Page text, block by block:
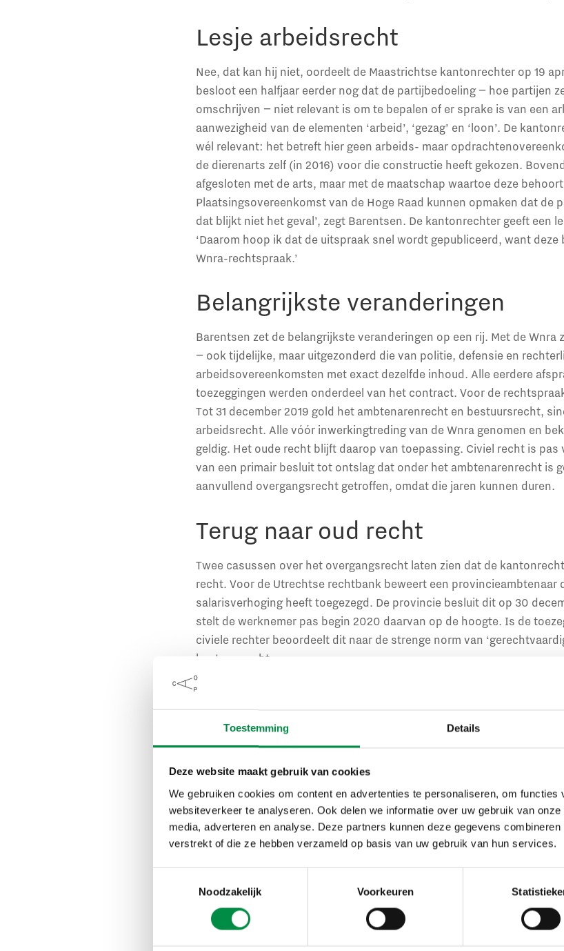
Toestemming Details
Deze website maakt gebruik van cookies
We gebruiken cookies om content en advertenties te personaliseren, om functies
websiteverkeer te analyseren. Ook delen we informatie over uw gebruik van
media, adverteren en analyse. Deze partners kunnen deze gegevens
verstrekt of die ze hebben verzameld op basis van uw gebruik van hun services.
Noodzakelijk
Voorkeuren
Lesje arbeidsrecht
Nee, dat kan hij niet, oordeelt de Maastrichtse kantonrechter op 19
besloot een halfjaar eerder nog dat de partijbedoeling − hoe partijen
omschrijven − niet relevant is om te bepalen of er sprake is van een
aanwezigheid van de elementen ‘arbeid’, ‘gezag’ en ‘loon’. De
wél relevant: het betreft hier geen arbeids- maar
de dierenarts zelf (in 2016) voor die constructie heeft gekozen.
afgesloten met de arts, maar met de maatschap waartoe deze
Plaatsingsovereenkomst van de Hoge Raad kunnen opmaken dat de
dat blijkt niet het geval’, zegt Barentsen. De kantonrechter geeft een
‘Daarom hoop ik dat de uitspraak snel wordt gepubliceerd, want deze
Wnra-rechtspraak.’
Belangrijkste veranderingen
Barentsen zet de belangrijkste veranderingen op een rij. Met de Wnra
− ook tijdelijke, maar uitgezonderd die van politie, defensie en
arbeidsovereenkomsten met exact dezelfde inhoud. Alle eerdere
toezeggingen werden onderdeel van het contract. Voor de
Tot 31 december 2019 gold het ambtenarenrecht en bestuursrecht,
arbeidsrecht. Alle vóór inwerkingtreding van de Wnra genomen en
geldig. Het oude recht blijft daarop van toepassing. Civiel recht is
van een primair besluit tot ontslag dat onder het ambtenarenrecht is
aanvullend overgangsrecht getroffen, omdat die jaren kunnen duren.
Terug naar oud recht
Twee casussen over het overgangsrecht laten zien dat de
recht. Voor de Utrechtse rechtbank beweert een provincieambtenaar
salarisverhoging heeft toegezegd. De provincie besluit dit op 30
stelt de werknemer pas begin 2020 daarvan op de hoogte. Is de
civiele rechter beoordeelt dit naar de strenge norm van
bestuursrecht.
medewerker van de Dienst Justitiële Inrichtingen die 24 maanden
re-integreren. Maar de man werkt inmiddels elders en de verhouding
De zaak sleept zich voort tot eind 2020. Uiteindelijk besluit de civiele
inhoudsloos geworden arbeidsovereenkomst op h-grond (restgrond).
transitievergoeding. Door de vernietiging van het ontslagbesluit was
officieel weer ambtenaar bij DJI, die hem ten onrechte had ontslagen.
Goed ambtenaarschap
Wnra of niet, elke ambtenaar moet zich overeenkomstig artikel 6 uit
blijven gedragen zoals een goed ambtenaar betaamt. Dat betekent:
functie voorvloeiende eisen. Barentsen: ‘Volgens de
het oude en genormaliseerde ambt en hun rechtsposities, worden